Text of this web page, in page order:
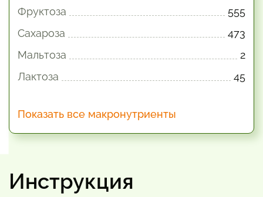
Фруктоза
555
Сахароза
473
Мальтоза
2
Лактоза
45
Показать все макронутриенты
Инструкция